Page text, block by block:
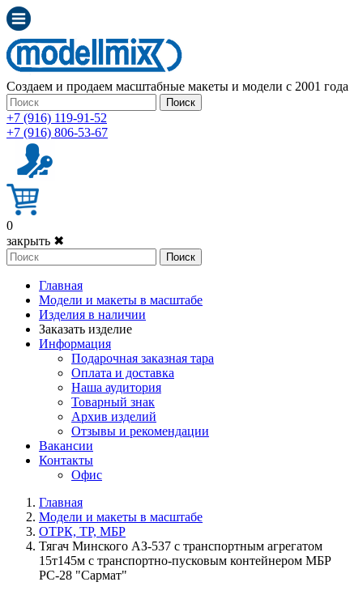
Создаем и продаем масштабные макеты и модели с 2001 года
Поиск
+7 (916) 119-91-52
+7 (916) 806-53-67
0
закрыть ✖
Поиск
Главная
Модели и макеты в масштабе
Изделия в наличии
Заказать изделие
Информация
Подарочная заказная тара
Оплата и доставка
Наша аудитория
Товарный знак
Архив изделий
Отзывы и рекомендации
Вакансии
Контакты
Офис
Главная
Модели и макеты в масштабе
ОТРК, ТР, МБР
Тягач Минского АЗ-537 с транспортным агрегатом
15т145м с транспортно-пусковым контейнером МБР
РС-28 "Сармат"